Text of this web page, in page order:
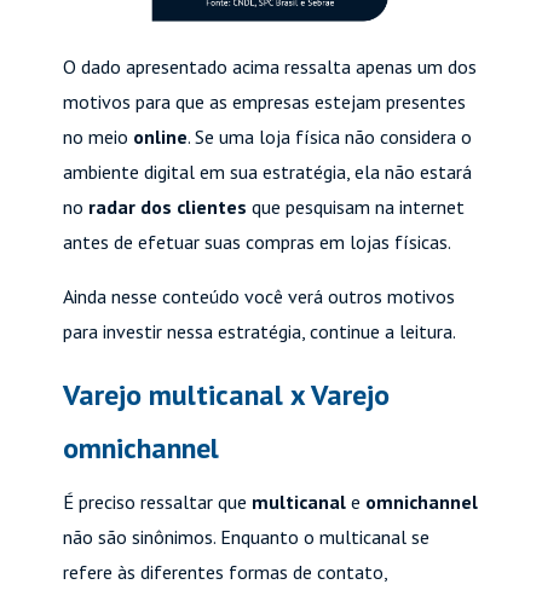
O dado apresentado acima ressalta apenas um dos
motivos para que as empresas estejam presentes
no meio online. Se uma loja física não considera o
ambiente digital em sua estratégia, ela não estará
no radar dos clientes que pesquisam na internet
antes de efetuar suas compras em lojas físicas.
Ainda nesse conteúdo você verá outros motivos
para investir nessa estratégia, continue a leitura.
Varejo multicanal x Varejo
omnichannel
É preciso ressaltar que multicanal e omnichannel
não são sinônimos. Enquanto o multicanal se
refere às diferentes formas de contato,